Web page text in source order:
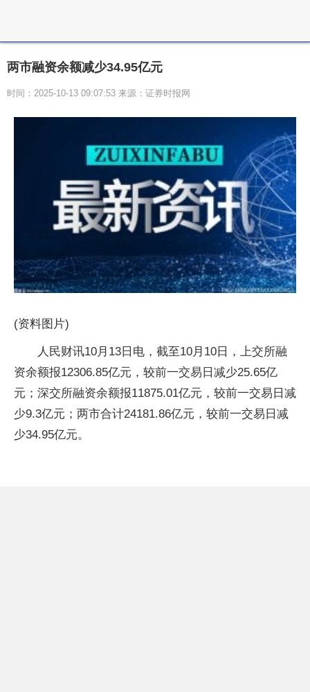
两市融资余额减少34.95亿元
时间：2025-10-13 09:07:53 来源：证券时报网
(资料图片)
人民财讯10月13日电，截至10月10日，上交所融
资余额报12306.85亿元，较前一交易日减少25.65亿
元；深交所融资余额报11875.01亿元，较前一交易日减
少9.3亿元；两市合计24181.86亿元，较前一交易日减
少34.95亿元。